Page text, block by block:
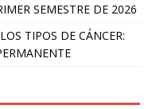
SEMESTRE DE 2026
TIPOS DE CÁNCER: